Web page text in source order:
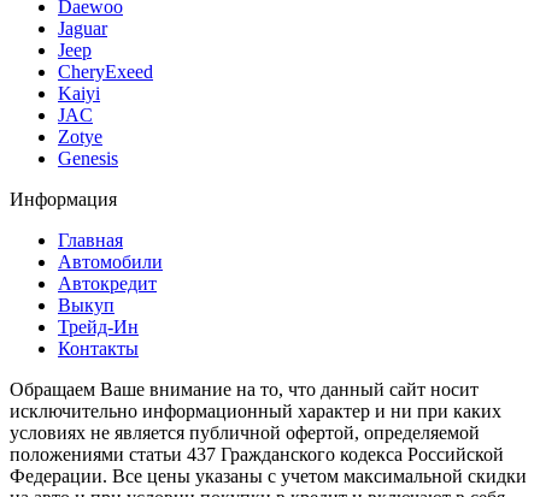
Daewoo
Jaguar
Jeep
CheryExeed
Kaiyi
JAC
Zotye
Genesis
Информация
Главная
Автомобили
Автокредит
Выкуп
Трейд-Ин
Контакты
Обращаем Ваше внимание на то, что данный сайт носит
исключительно информационный характер и ни при каких
условиях не является публичной офертой, определяемой
положениями статьи 437 Гражданского кодекса Российской
Федерации. Все цены указаны с учетом максимальной скидки